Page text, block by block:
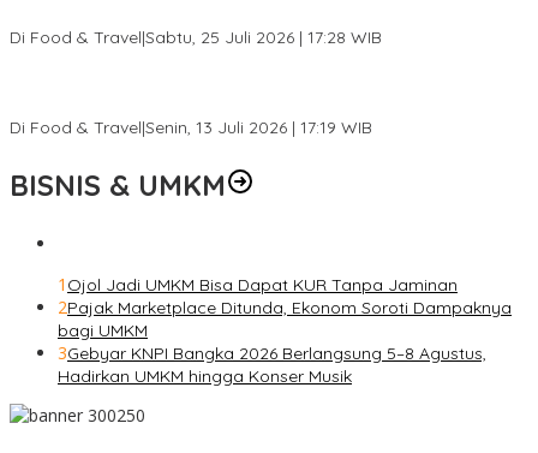
Di Food & Travel|Sabtu, 25 Juli 2026 | 17:28 WIB
Di Food & Travel|Senin, 13 Juli 2026 | 17:19 WIB
BISNIS & UMKM
1 Ojol Jadi UMKM Bisa Dapat KUR Tanpa Jaminan
2Pajak Marketplace Ditunda, Ekonom Soroti Dampaknya
bagi UMKM
3Gebyar KNPI Bangka 2026 Berlangsung 5–8 Agustus,
Hadirkan UMKM hingga Konser Musik